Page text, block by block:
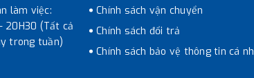
làm việc:
20H30 (Tất cả
trong tuần)
Chính sách vận chuyển
Chính sách đổi trả
Chính sách bảo vệ thông tin cá